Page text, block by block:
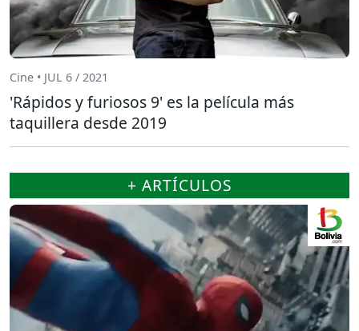
Cine • JUL 6 / 2021
'Rápidos y furiosos 9' es la película más
taquillera desde 2019
+ ARTÍCULOS